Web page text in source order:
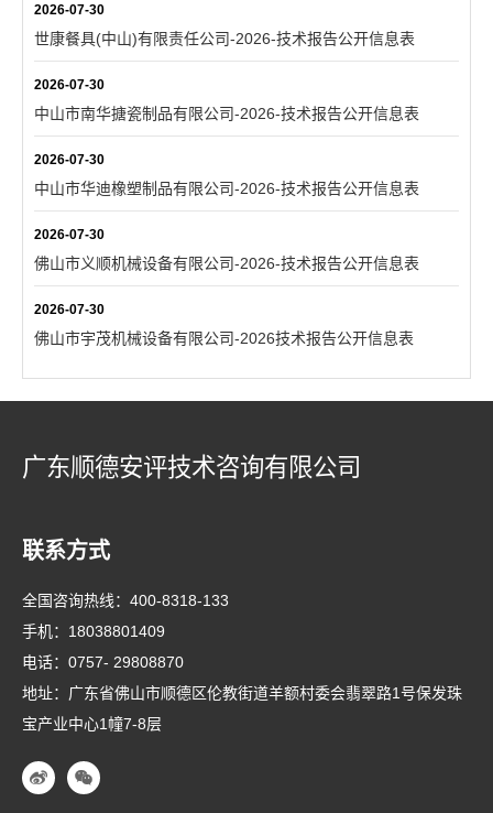
2026-07-30
世康餐具(中山)有限责任公司-2026-技术报告公开信息表
2026-07-30
中山市南华搪瓷制品有限公司-2026-技术报告公开信息表
2026-07-30
中山市华迪橡塑制品有限公司-2026-技术报告公开信息表
2026-07-30
佛山市义顺机械设备有限公司-2026-技术报告公开信息表
2026-07-30
佛山市宇茂机械设备有限公司-2026技术报告公开信息表
广东顺德安评技术咨询有限公司
联系方式
全国咨询热线： 400-8318-133
手机： 18038801409
电话： 0757- 29808870
地址：广东省佛山市顺德区伦教街道羊额村委会翡翠路1号保发珠
宝产业中心1幢7-8层